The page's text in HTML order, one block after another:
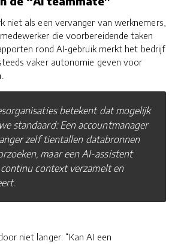
niet als een vervanger van werknemers,
die voorbereidende taken
rond AI-gebruik merkt het bedrijf
vaker autonomie geven voor
betekent dat mogelijk
standaard: Een accountmanager
zelf tientallen databronnen
maar een AI-assistent
context verzamelt en
niet langer: “Kan AI een